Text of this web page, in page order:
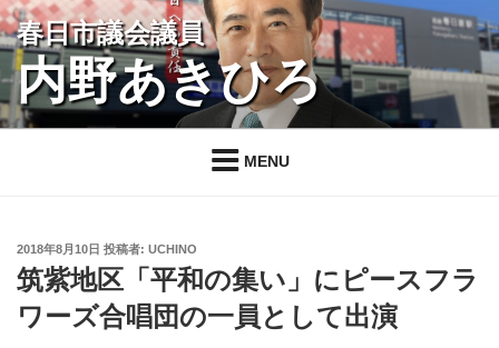
コ
ン
ツ
春日市議会議員
内野あきひろ
MENU
投
稿
日:
2018年8月10日 投稿者: UCHINO
筑紫地区「平和の集い」にピースフラ
ワーズ合唱団の一員として出演